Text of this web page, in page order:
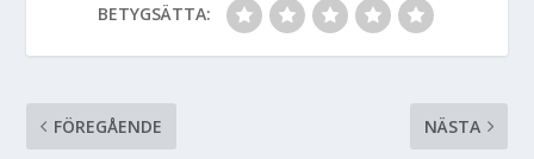
BETYGSÄTTA:
FÖREGÅENDE NÄSTA